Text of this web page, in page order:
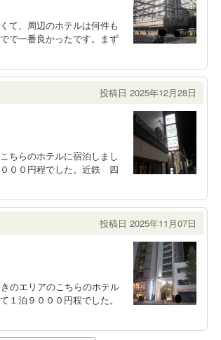
て、周辺のホテルは何件も
で一番良かったです。まず
投稿日 2025年12月28日
ちらのホテルに宿泊しまし
００円程でした。近鉄 四
投稿日 2025年11月07日
のエリアのこちらのホテル
１泊９０００円程でした。